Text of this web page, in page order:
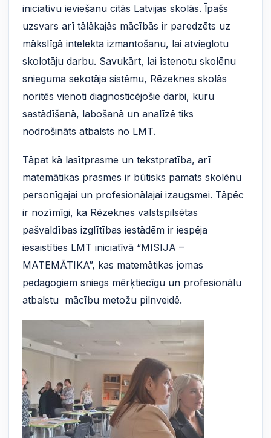
iniciatīvu ieviešanu citās Latvijas skolās. Īpašs
uzsvars arī tālākajās mācībās ir paredzēts uz
mākslīgā intelekta izmantošanu, lai atvieglotu
skolotāju darbu. Savukārt, lai īstenotu skolēnu
snieguma sekotāja sistēmu, Rēzeknes skolās
noritēs vienoti diagnosticējošie darbi, kuru
sastādīšanā, labošanā un analīzē tiks
nodrošināts atbalsts no LMT.
Tāpat kā lasītprasme un tekstpratība, arī
matemātikas prasmes ir būtisks pamats skolēnu
personīgajai un profesionālajai izaugsmei. Tāpēc
ir nozīmīgi, ka Rēzeknes valstspilsētas
pašvaldības izglītības iestādēm ir iespēja
iesaistīties LMT iniciatīvā “MISIJA –
MATEMĀTIKA”, kas matemātikas jomas
pedagogiem sniegs mērķtiecīgu un profesionālu
atbalstu mācību metožu pilnveidē.